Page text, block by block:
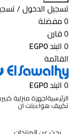
تسجيل الدخول /
0مفضلة
0قارن
0 البند EGP0
القائمة
0 البند EGP0
الرئيسيةاجهزة منزلية
تكييف هواءبلت ان